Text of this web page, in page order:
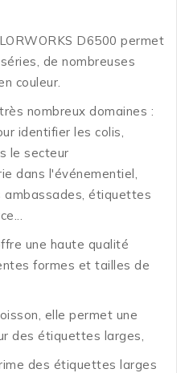
D6500 permet
de nombreuses
couleur.
nombreux domaines :
identifier les colis,
le secteur
dans l'événementiel,
ambassades, étiquettes
une haute qualité
formes et tailles de
elle permet une
des étiquettes larges,
des étiquettes larges